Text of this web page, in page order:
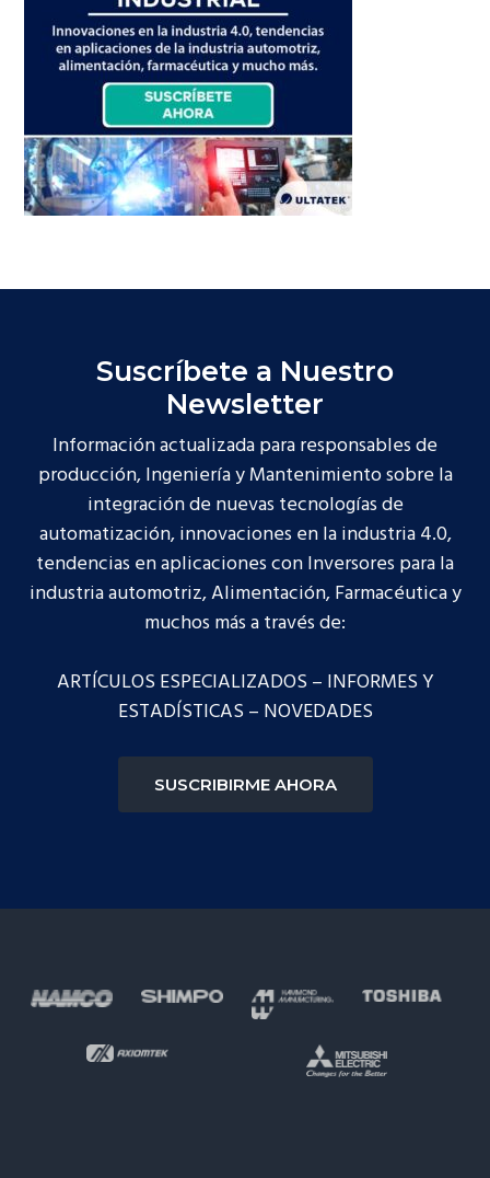
Suscríbete a Nuestro
Newsletter
Información actualizada para responsables de
producción, Ingeniería y Mantenimiento sobre la
integración de nuevas tecnologías de
automatización, innovaciones en la industria 4.0,
tendencias en aplicaciones con Inversores para la
industria automotriz, Alimentación, Farmacéutica y
muchos más a través de:
ARTÍCULOS ESPECIALIZADOS – INFORMES Y
ESTADÍSTICAS – NOVEDADES
SUSCRIBIRME AHORA